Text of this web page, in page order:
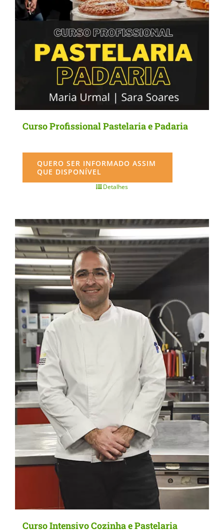
Curso Profissional Pastelaria e Padaria
QUERO SER INFORMADO ASSIM
QUE DISPONÍVEL
Detalhes
Curso Intensivo Cozinha e Pastelaria